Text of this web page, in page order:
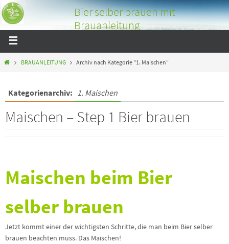
Bier selber brauen mit
Brauanleitung
BRAUANLEITUNG
Archiv nach Kategorie "1. Maischen"
Kategorienarchiv: 1. Maischen
Maischen – Step 1 Bier brauen
Maischen beim Bier
selber brauen
Jetzt kommt einer der wichtigsten Schritte, die man beim Bier selber
brauen beachten muss. Das Maischen!